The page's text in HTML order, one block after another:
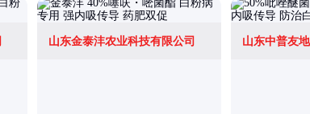
山东金泰沣农业科技有限公司 山东中普友